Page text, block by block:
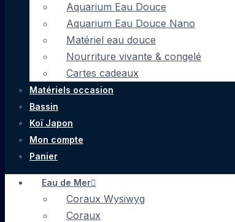
Aquarium Eau Douce
Aquarium Eau Douce Nano
Matériel eau douce
Nourriture vivante & congelé
Cartes cadeaux
Matériels occasion
Bassin
Koï Japon
Mon compte
Panier
Eau de Mer
Coraux Wysiwyg
Coraux